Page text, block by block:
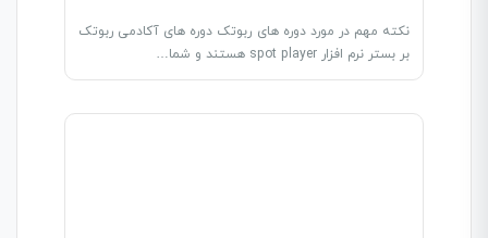
نکته مهم در مورد دوره های ربوتک دوره های آکادمی ربوتک
بر بستر نرم افزار spot player هستند و شما…